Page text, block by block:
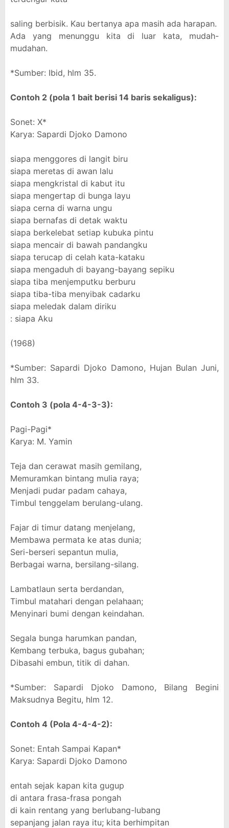
saling berbisik. Kau bertanya apa masih ada harapan.
Ada yang menunggu kita di luar kata, mudah-
mudahan.
*Sumber: Ibid, hlm 35.
Contoh 2 (pola 1 bait berisi 14 baris sekaligus):
Sonet: X*
Karya: Sapardi Djoko Damono
siapa menggores di langit biru
siapa meretas di awan lalu
siapa mengkristal di kabut itu
siapa mengertap di bunga layu
siapa cerna di warna ungu
siapa bernafas di detak waktu
siapa berkelebat setiap kubuka pintu
siapa mencair di bawah pandangku
siapa terucap di celah kata-kataku
siapa mengaduh di bayang-bayang sepiku
siapa tiba menjemputku berburu
siapa tiba-tiba menyibak cadarku
siapa meledak dalam diriku
: siapa Aku
(1968)
*Sumber: Sapardi Djoko Damono, Hujan Bulan Juni,
hlm 33.
Contoh 3 (pola 4-4-3-3):
Pagi-Pagi*
Karya: M. Yamin
Teja dan cerawat masih gemilang,
Memuramkan bintang mulia raya;
Menjadi pudar padam cahaya,
Timbul tenggelam berulang-ulang.
Fajar di timur datang menjelang,
Membawa permata ke atas dunia;
Seri-berseri sepantun mulia,
Berbagai warna, bersilang-silang.
Lambatlaun serta berdandan,
Timbul matahari dengan pelahaan;
Menyinari bumi dengan keindahan.
Segala bunga harumkan pandan,
Kembang terbuka, bagus gubahan;
Dibasahi embun, titik di dahan.
*Sumber: Sapardi Djoko Damono, Bilang Begini
Maksudnya Begitu, hlm 12.
Contoh 4 (Pola 4-4-4-2):
Sonet: Entah Sampai Kapan*
Karya: Sapardi Djoko Damono
entah sejak kapan kita gugup
di antara frasa-frasa pongah
di kain rentang yang berlubang-lubang
sepanjang jalan raya itu; kita berhimpitan